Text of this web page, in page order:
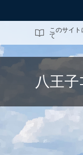
このサイト
て
八王